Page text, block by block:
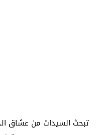
تبحث السيدات من عشاق